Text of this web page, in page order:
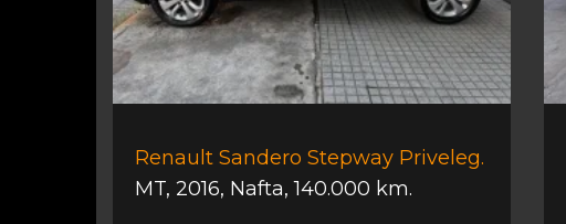
Renault Sandero Stepway Priveleg.
MT, 2016, Nafta,140.000 km.